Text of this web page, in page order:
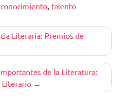
, talento
Literaria: Premios de
de la Literatura:
Literario